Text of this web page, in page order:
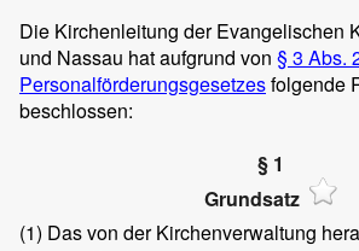
Die Kirchenleitung der Evangelischen
und Nassau hat aufgrund von § 3 Abs.
Personalförderungsgesetzesfolgende
beschlossen:
§ 1
Grundsatz
(1) Das von der Kirchenverwaltung